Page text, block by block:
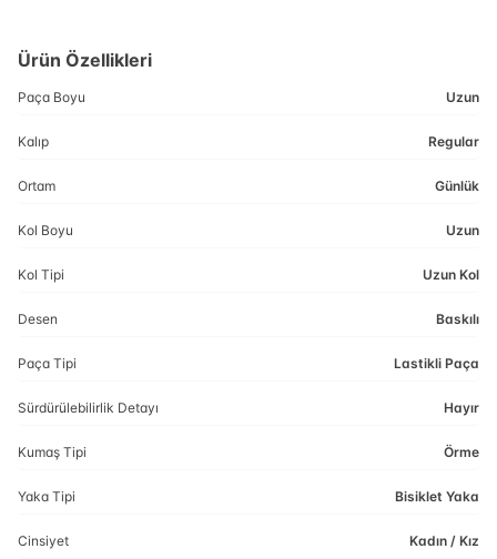
Ürün Özellikleri
Paça Boyu Uzun
Kalıp Regular
Ortam Günlük
Kol Boyu Uzun
Kol Tipi Uzun Kol
Desen Baskılı
Paça Tipi Lastikli Paça
Sürdürülebilirlik Detayı Hayır
Kumaş Tipi Örme
Yaka Tipi Bisiklet Yaka
Cinsiyet Kadın / Kız